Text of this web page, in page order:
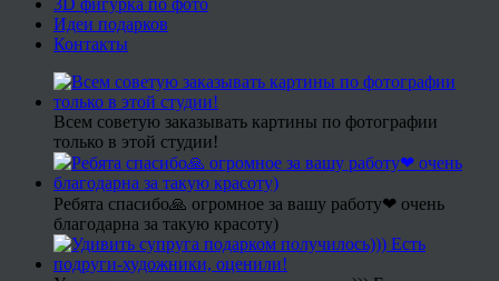
Идеи подарков
Контакты
Всем советую заказывать картины по фотографии
только в этой студии!
Ребята спасибо🙏 огромное за вашу работу❤ очень
благодарна за такую красоту)